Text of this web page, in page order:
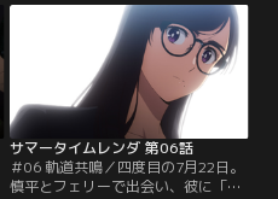
はずの潮との会話に慎平は喜びを隠
せない。「影」を警戒する澪や窓に
見つからないように慎平は潮を隠す
が、妹たちに会いたいと不満げな
潮。その後、窓たちに合流する為ヒ
ルコ様に向かう慎平の前に…。【提
供：バンダイチャンネル】
サマータイムレンダ 第06話
＃06 軌道共鳴／四度目の7月22日。
慎平とフェリーで出会い、彼に「南